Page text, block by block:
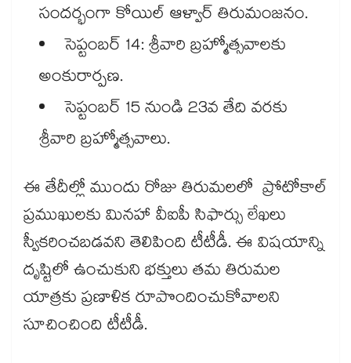
సంద‌ర్భంగా కోయిల్ ఆళ్వార్ తిరుమంజ‌నం.
సెప్టంబ‌ర్ 14: శ్రీ‌వారి బ్ర‌హ్మోత్స‌వాల‌కు
అంకురార్ప‌ణ‌.
సెప్టంబ‌ర్ 15 నుండి 23వ తేది వ‌ర‌కు
శ్రీ‌వారి బ్ర‌హ్మోత్స‌వాలు.
ఈ తేదీల్లో ముందు రోజు తిరుమ‌ల‌లో ప్రోటోకాల్
ప్ర‌ముఖుల‌కు మిన‌హా వీఐపీ సిఫార్సు లేఖ‌లు
స్వీక‌రించ‌బ‌డ‌వని తెలిపింది టీటీడీ. ఈ విష‌యాన్ని
దృష్టిలో ఉంచుకుని భ‌క్తులు త‌మ తిరుమ‌ల
యాత్ర‌కు ప్ర‌ణాళిక రూపొందించుకోవాలని
సూచించింది టీటీడీ.